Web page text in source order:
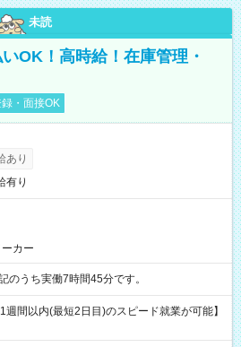
未読
OK！高時給！在庫管理・
・面接OK
あり
有り
カー
※表記のうち実働7時間45分です。
週間以内(最短2日目)のスピード就業が可能】